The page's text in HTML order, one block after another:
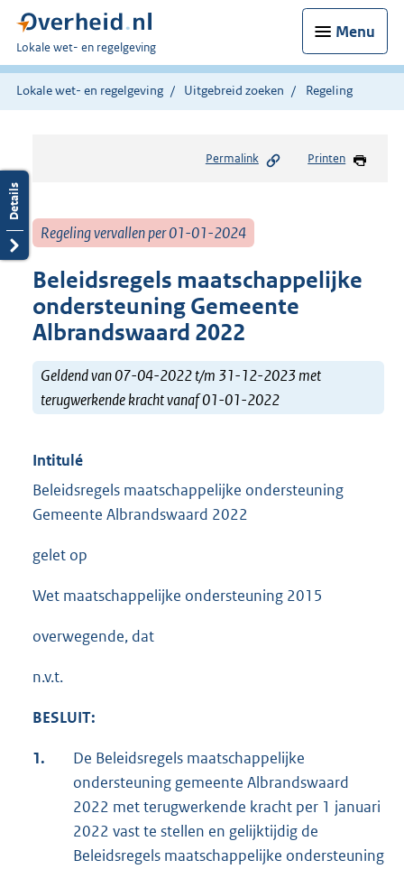
Menu
U
bent
hier:
Lokale wet- en regelgeving
Lokale wet- en regelgeving Uitgebreid zoeken Regeling
Permalink Printen
Regeling vervallen per 01-01-2024
Beleidsregels maatschappelijke
ondersteuning Gemeente
Albrandswaard 2022
Geldend van 07-04-2022 t/m 31-12-2023 met
terugwerkende kracht vanaf 01-01-2022
Intitulé
Beleidsregels maatschappelijke ondersteuning
Gemeente Albrandswaard 2022
gelet op
Wet maatschappelijke ondersteuning 2015
overwegende, dat
n.v.t.
BESLUIT:
1.
De Beleidsregels maatschappelijke
ondersteuning gemeente Albrandswaard
2022 met terugwerkende kracht per 1 januari
2022 vast te stellen en gelijktijdig de
Beleidsregels maatschappelijke ondersteuning